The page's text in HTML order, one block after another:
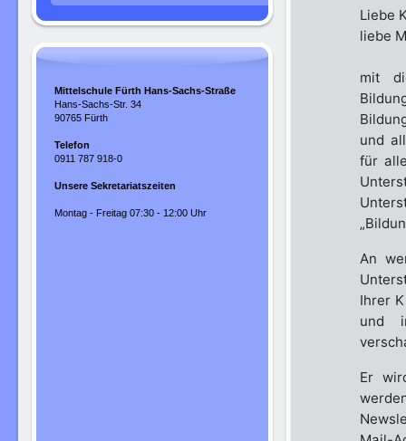
Liebe
liebe
mit
und
für
An
Ihrer
und
Er
Mittelschule Fürth Hans-Sachs-Straße
Hans-Sachs-Str. 34
90765 Fürth
Telefon
0911 787 918-0
Unsere Sekretariatszeiten
Montag - Freitag 07:30 - 12:00 Uhr